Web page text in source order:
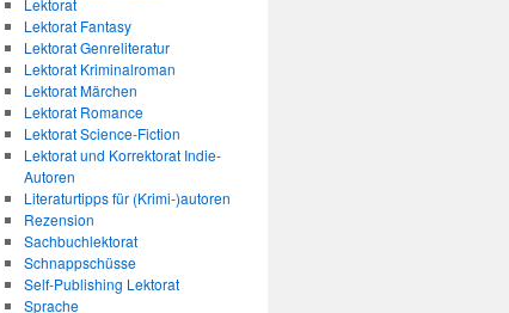
Lektorat
Lektorat Fantasy
Lektorat Genreliteratur
Lektorat Kriminalroman
Lektorat Märchen
Lektorat Romance
Lektorat Science-Fiction
Lektorat und Korrektorat Indie-
Autoren
Literaturtipps für (Krimi-)autoren
Rezension
Sachbuchlektorat
Schnappschüsse
Self-Publishing Lektorat
Sprache